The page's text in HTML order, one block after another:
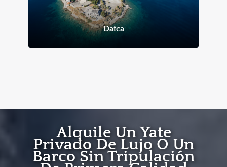
Datca
Alquile Un Yate
Privado De Lujo O Un
Barco Sin Tripulación